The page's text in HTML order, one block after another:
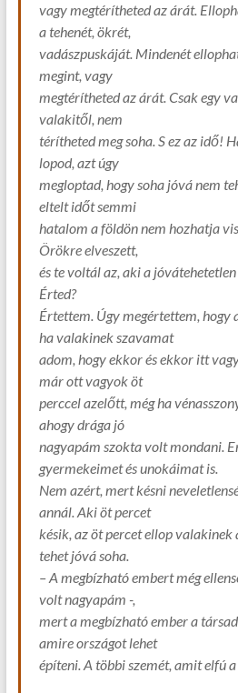
vagy megtérítheted az árát.
a tehenét, ökrét,
vadászpuskáját. Mindenét
megint, vagy
megtérítheted az árát. Csak egy
valakitől, nem
térítheted meg soha. S ez az idő!
lopod, azt úgy
megloptad, hogy soha jóvá nem
eltelt időt semmi
hatalom a földön nem hozhatja
Örökre elveszett,
és te voltál az, aki a
Érted?
Értettem. Úgy megértettem, hogy
ha valakinek szavamat
adom, hogy ekkor és ekkor itt
már ott vagyok öt
perccel azelőtt, még ha
ahogy drága jó
nagyapám szokta volt mondani.
gyermekeimet és unokáimat is.
Nem azért, mert késni
annál. Aki öt percet
késik, az öt percet ellop valakinek
tehet jóvá soha.
– A megbízható embert még
volt nagyapám -,
mert a megbízható ember a
amire országot lehet
építeni. A többi szemét, amit elfú